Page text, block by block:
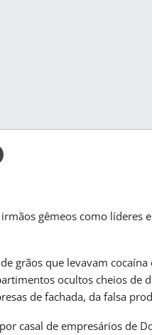
gêmeos como líderes
grãos que levavam
ocultos cheios de
de fachada, da falsa
casal de empresários de
E Instabilidade Para
MS
1 semana atrás
DO SUL